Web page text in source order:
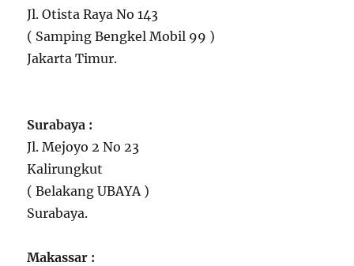
Jl. Otista Raya No 143
( Samping Bengkel Mobil 99 )
Jakarta Timur.
Surabaya :
Jl. Mejoyo 2 No 23
Kalirungkut
( Belakang UBAYA )
Surabaya.
Makassar :